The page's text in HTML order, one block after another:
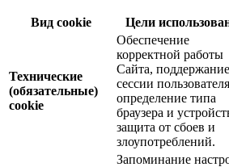
Вид cookie Цели
Технические
(обязательные)
cookie
Обеспечение
корректной работы
Сайта, поддержание
сессии
определение типа
браузера и
защита от сбоев и
злоупотреблений.
Запоминание